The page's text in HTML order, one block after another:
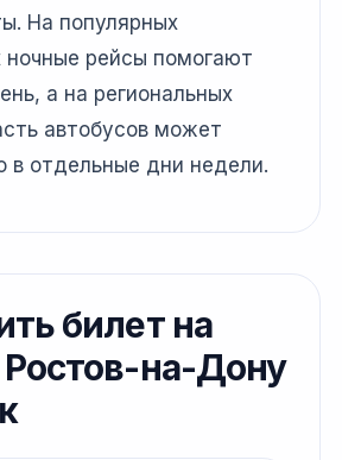
На популярных
ночные рейсы помогают
а на региональных
автобусов может
в отдельные дни недели.
билет на
Ростов-на-Дону